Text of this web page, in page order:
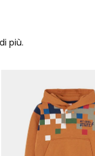
più.